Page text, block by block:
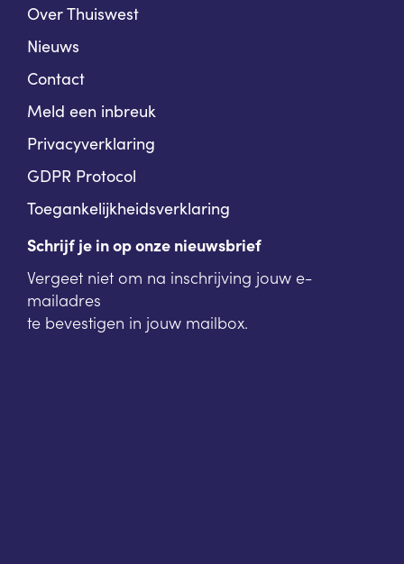
Over Thuiswest
Nieuws
Contact
Meld een inbreuk
Privacyverklaring
GDPR Protocol
Toegankelijkheidsverklaring
Schrijf je in op onze nieuwsbrief
Vergeet niet om na inschrijving jouw e-
mailadres
te bevestigen in jouw mailbox.